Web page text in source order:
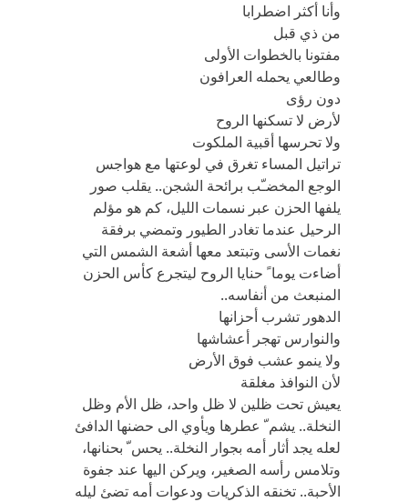
وأنا أكثر اضطرابا
من ذي قبل
مفتونا بالخطوات الأولى
وطالعي يحمله العرافون
دون رؤى
لأرض لا تسكنها الروح
ولا تحرسها أقبية الملكوت
تراتيل المساء تغرق في لوعتها مع هواجس
الوجع المخضـّب برائحة الشجن.. يقلب صور
يلفها الحزن عبر نسمات الليل، كم هو مؤلم
الرحيل عندما تغادر الطيور وتمضي برفقة
نغمات الأسى وتبتعد معها أشعة الشمس التي
أضاءت يوما ً حنايا الروح ليتجرع كأس الحزن
المنبعث من أنفاسه..
الدهور تشرب أحزانها
والنوارس تهجر أعشاشها
ولا ينمو عشب فوق الأرض
لأن النوافذ مغلقة
يعيش تحت ظلين لا ظل واحد، ظل الأم وظل
النخلة.. يشم ّ عطرها ويأوي الى حضنها الدافئ
لعله يجد أثار أمه بجوار النخلة.. يحس ّ بحنانها،
وتلامس رأسه الصغير، ويركن اليها عند جفوة
الأحبة.. تخنقه الذكريات ودعوات أمه تضئ ليله